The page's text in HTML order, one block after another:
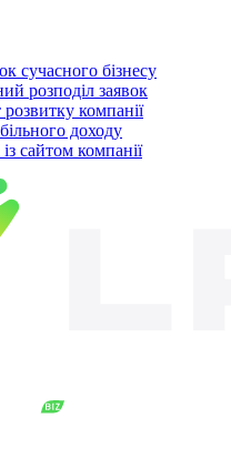
сучасного бізнесу
розподіл заявок
компанії
доходу
сайтом компанії